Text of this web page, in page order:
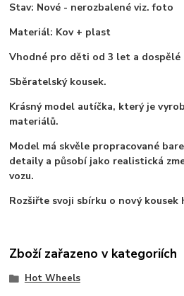
Stav: Nové - nerozbalené viz. foto
Materiál: Kov + plast
Vhodné pro děti od 3 let a dospělé
Sběratelský kousek.
Krásný model autíčka, který je
materiálů.
Model má skvěle propracované
detaily a působí jako realistická
vozu.
Rozšiřte svoji sbírku o nový kousek
Zboží zařazeno v kategoriích
Hot Wheels